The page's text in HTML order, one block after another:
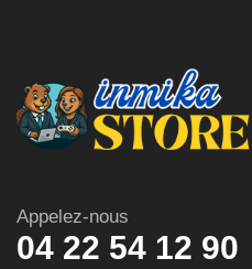
Appelez-nous
04 22 54 12 90